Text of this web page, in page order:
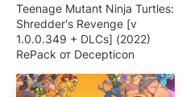
Teenage Mutant Ninja Turtles:
Shredder's Revenge [v
1.0.0.349 + DLCs] (2022)
RePack от Decepticon